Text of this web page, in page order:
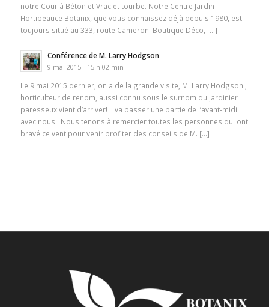
notre Cour à Béton et Vrac et tourbe. Notre Centre Jardin
Hortibeauce Botanix, que vous connaissez déjà depuis 1980, est
toujours situé au 333, route Cameron. Boutique Déco, […]
Conférence de M. Larry Hodgson
9 mai 2015 - 15 h 02 min
Le 9 mai 2015 dernier, on a de la grande visite, M. Larry Hodgson ,
horticulteur de renom, aussi connu sous le surnom du jardinier
paresseux vient d’arriver! Il va passer une partie de l’avant-midi
avec nous. Nous tenons à remercier toutes les personnes qui ont
bravé ce vent pour venir profiter des conseils de M. […]